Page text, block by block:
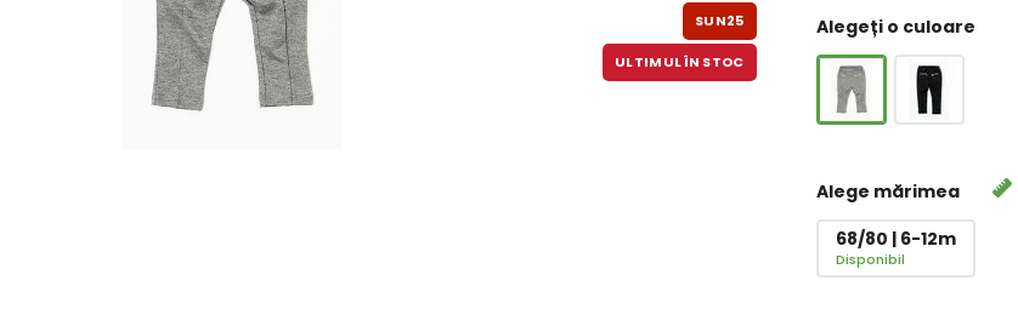
Alegeți o culoare
Alege mărimea
68/80 | 6-12m
Disponibil
SUN25
ULTIMUL ÎN STOC